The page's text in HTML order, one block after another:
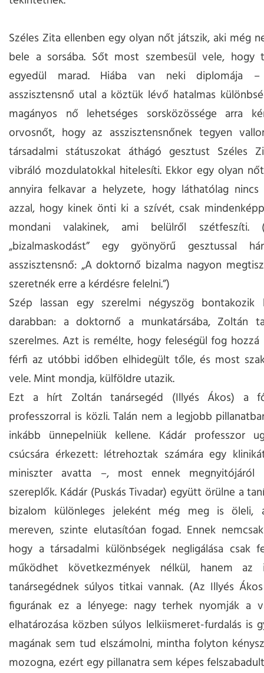
Széles Zita ellenben egy olyan nőt játszik, aki még
bele a sorsába. Sőt most szembesül vele, hogy
egyedül marad. Hiába van neki diplomája
asszisztensnő utal a köztük lévő hatalmas
magányos nő lehetséges sorsközössége arra
orvosnőt, hogy az asszisztensnőnek tegyen
társadalmi státuszokat áthágó gesztust Széles
vibráló mozdulatokkal hitelesíti. Ekkor egy olyan
annyira felkavar a helyzete, hogy láthatólag
azzal, hogy kinek önti ki a szívét, csak
mondani valakinek, ami belülről
„bizalmaskodást” egy gyönyörű gesztussal
asszisztensnő: „A doktornő bizalma nagyon
szeretnék erre a kérdésre felelni.”)
Szép lassan egy szerelmi négyszög
darabban: a doktornő a munkatársába, Zoltán
szerelmes. Azt is remélte, hogy feleségül fog hozzá
férfi az utóbbi időben elhidegült tőle, és most
vele. Mint mondja, külföldre utazik.
Ezt a hírt Zoltán tanársegéd (Illyés Ákos) a
professzorral is közli. Talán nem a legjobb
inkább ünnepelniük kellene. Kádár professzor
csúcsára érkezett: létrehoztak számára egy
miniszter avatta –, most ennek megnyitójáról
szereplők. Kádár (Puskás Tivadar) együtt örülne a
bizalom különleges jeleként még meg is öleli,
mereven, szinte elutasítóan fogad. Ennek
hogy a társadalmi különbségek negligálása csak
működhet következmények nélkül, hanem
tanársegédnek súlyos titkai vannak. (Az Illyés
figurának ez a lényege: nagy terhek nyomják a
elhatározása közben súlyos lelkiismeret-furdalás is
magának sem tud elszámolni, mintha folyton
mozogna, ezért egy pillanatra sem képes